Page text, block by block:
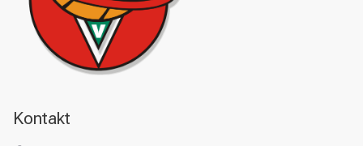
Kontakt